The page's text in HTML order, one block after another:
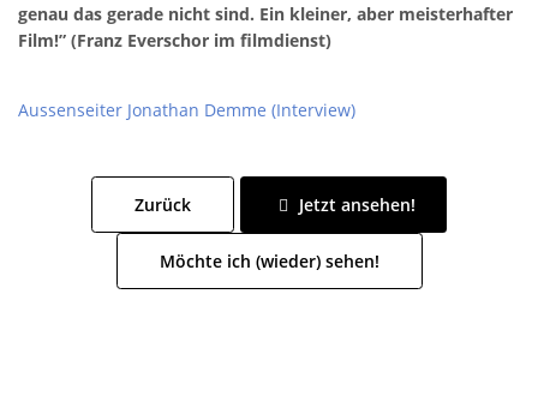
genau das gerade nicht sind. Ein kleiner, aber meisterhafter
Film!” (Franz Everschor im filmdienst)
Aussenseiter Jonathan Demme (Interview)
Zurück Jetzt ansehen!
Möchte ich (wieder) sehen!